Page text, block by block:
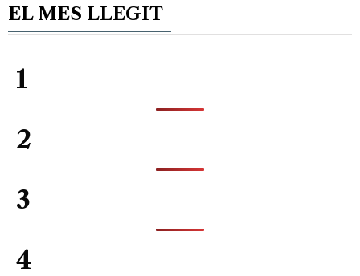
EL MES LLEGIT
1
2
3
4